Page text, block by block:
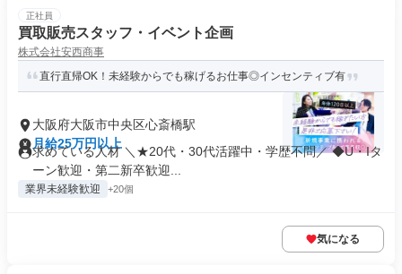
正社員
買取販売スタッフ・イベント企画
株式会社安西商事
直行直帰OK！未経験からでも稼げるお仕事◎インセンティブ有
大阪府大阪市中央区心斎橋駅
月給25万円以上
求めている人材 ＼★20代・30代活躍中・学歴不問／ ◆U・Iタ
ーン歓迎・第二新卒歓迎...
業界未経験歓迎 +20個
気になる